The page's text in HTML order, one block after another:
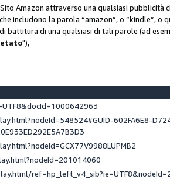
Amazon attraverso una qualsiasi pubblicità
includono la parola “amazon”, o “kindle”, o
di una qualsiasi di tali parole (ad
"),
602FA6E8-